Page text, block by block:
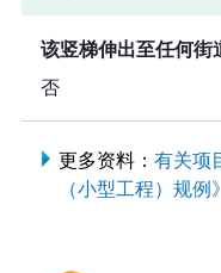
该竖梯伸出至任何街
否
更多资料： 有关项
（小型工程）规